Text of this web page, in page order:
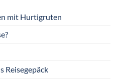
mit Hurtigruten
Reisegepäck